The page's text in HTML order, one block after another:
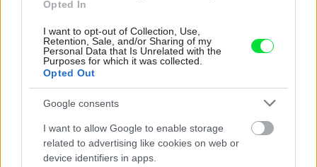
Opted In
I want to opt-out of Collection, Use,
Retention, Sale, and/or Sharing of my
Personal Data that Is Unrelated with the
Purposes for which it was collected.
Opted Out
Google consents
I want to allow Google to enable storage
related to advertising like cookies on web or
device identifiers in apps.